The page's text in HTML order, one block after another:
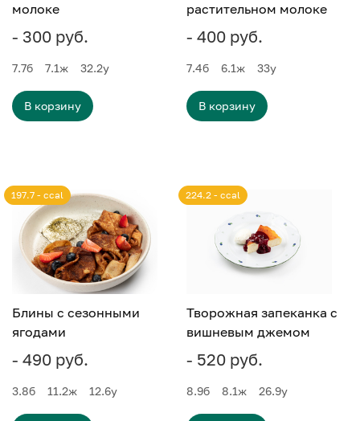
молоке
- 300 руб.
7.7б 7.1ж 32.2у
В корзину
растительном молоке
- 400 руб.
7.4б 6.1ж 33у
В корзину
Блины с сезонными
ягодами
- 490 руб.
197.7 - ccal
3.8б 11.2ж 12.6у
Творожная запеканка с
вишневым джемом
- 520 руб.
224.2 - ccal
8.9б 8.1ж 26.9у